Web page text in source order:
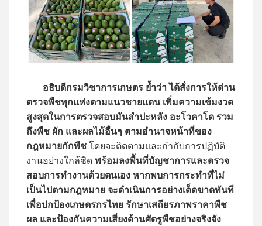
อธิบดีกรมวิชาการเกษตร ย้ำว่า ได้สั่งการให้ด่าน
ตรวจพืชทุกแห่งตามแนวชายแดน เพิ่มความเข้มงวด
สูงสุดในการตรวจสอบมันสำปะหลัง อะโวคาโด รวม
ถึงพืช ผัก และผลไม้อื่นๆ ตามอำนาจหน้าที่ของ
กฎหมายกักพืชโดยจะติดตามและกำกับการปฏิบัติ
งานอย่างใกล้ชิดพร้อมลงพื้นที่บัญชาการและตรวจ
สอบการทำงานด้วยตนเอง หากพบการกระทำที่ไม่
เป็นไปตามกฎหมาย จะดำเนินการอย่างเด็ดขาดทันที
เพื่อปกป้องเกษตรกรไทย รักษาเสถียรภาพราคาพืช
ผล และป้องกันความเสี่ยงด้านศัตรูพืชอย่างจริงจัง